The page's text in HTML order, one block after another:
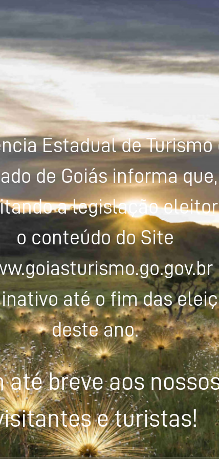
Estadual de Turismo
de Goiás informa que,
a legislação
o conteúdo do Site
até o fim das
deste ano.
até breve aos
e turistas!